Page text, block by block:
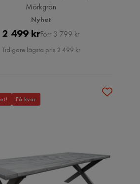
Mörkgrön
Nyhet
Pris
2 499 krOriginal
Pris
Förr 3 799 kr
Tidigare lägsta pris 2 499 kr
Få kvar